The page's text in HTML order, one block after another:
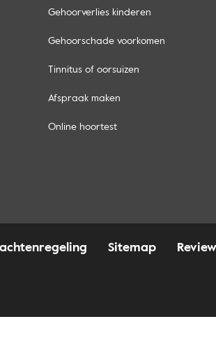
Gehoorverlies kinderen
Gehoorschade voorkomen
Tinnitus of oorsuizen
Afspraak maken
Online hoortest
Sitemap